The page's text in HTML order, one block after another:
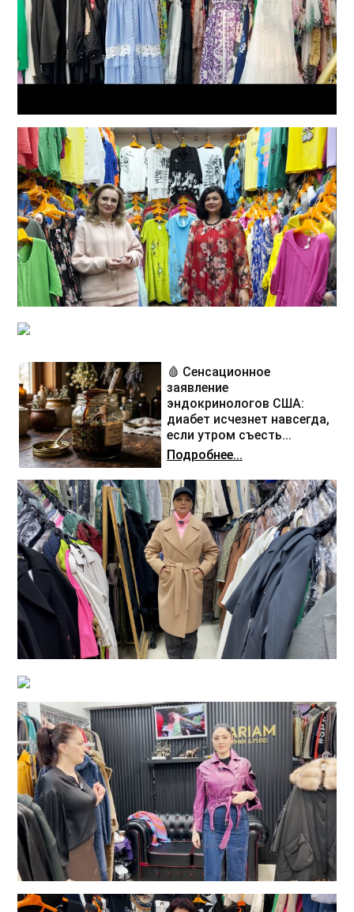
🩸 Сенсационное
заявление
эндокринологов США:
диабет исчезнет навсегда,
если утром съесть...
Подробнее...